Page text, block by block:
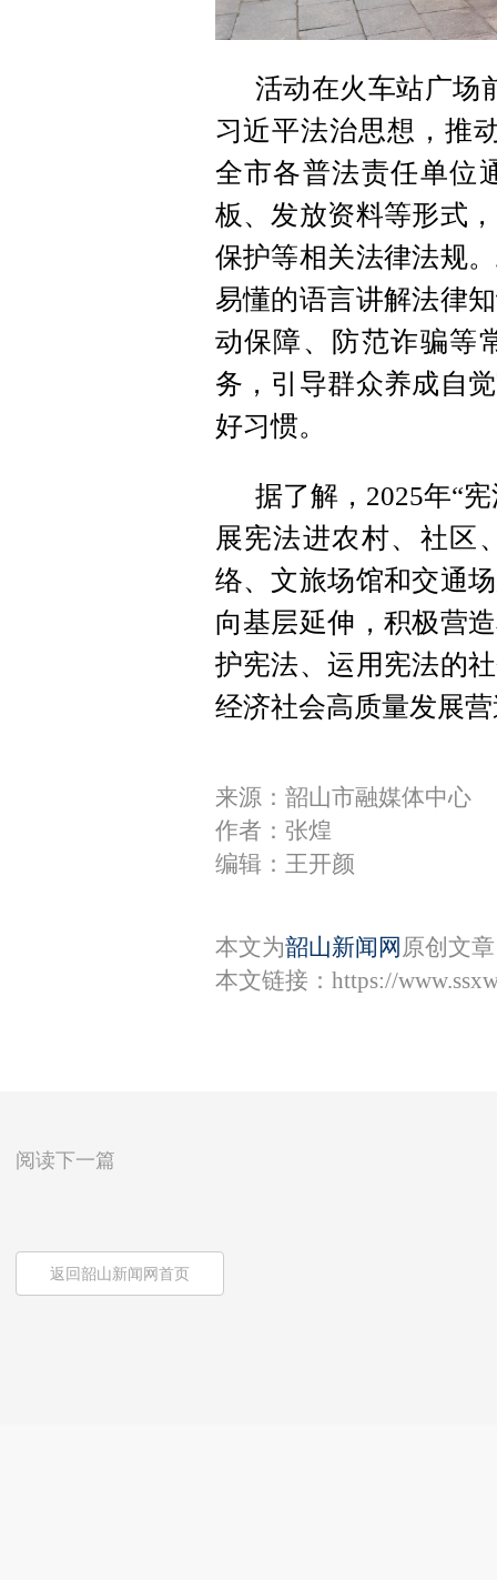
活动在火车站广场
习近平法治思想，推
全市各普法责任单位
板、发放资料等形式
保护等相关法律法规
易懂的语言讲解法律
动保障、防范诈骗等
务，引导群众养成自
好习惯。
据了解，2025年“
展宪法进农村、社区
络、文旅场馆和交通
向基层延伸，积极营
护宪法、运用宪法的
经济社会高质量发展
来源：韶山市融媒体中心
作者：张煌
编辑：王开颜
本文为韶山新闻网 原创文
本文链接： https://
阅读下一篇
返回韶山新闻网首页